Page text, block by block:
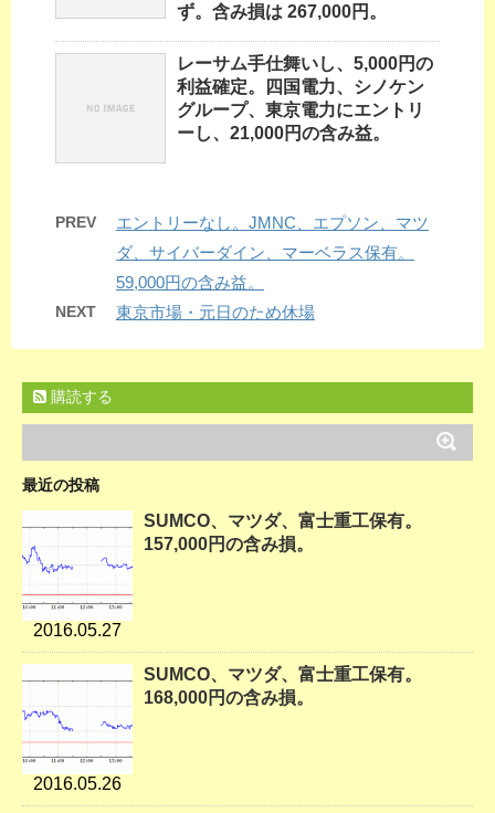
ず。含み損は 267,000円。
レーサム手仕舞いし、5,000円の
利益確定。四国電力、シノケン
グループ、東京電力にエントリ
ーし、21,000円の含み益。
PREV
エントリーなし。JMNC、エプソン、マツ
ダ、サイバーダイン、マーベラス保有。
59,000円の含み益。
NEXT 東京市場・元日のため休場
購読する
最近の投稿
2016.05.27
SUMCO、マツダ、富士重工保有。
157,000円の含み損。
2016.05.26
SUMCO、マツダ、富士重工保有。
168,000円の含み損。